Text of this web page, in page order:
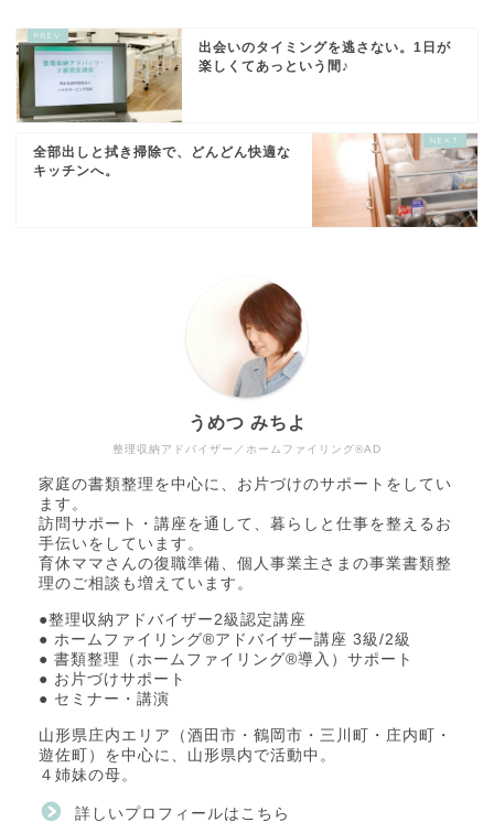
出会いのタイミングを逃さない。1日が
楽しくてあっという間♪
全部出しと拭き掃除で、どんどん快適な
キッチンへ。
整理収納アドバイザー／ホームファイリング®AD
うめつ みちよ
家庭の書類整理を中心に、お片づけのサポートをしてい
ます。
訪問サポート・講座を通して、暮らしと仕事を整えるお
手伝いをしています。
育休ママさんの復職準備、個人事業主さまの事業書類整
理のご相談も増えています。
●整理収納アドバイザー2級認定講座
● ホームファイリング®アドバイザー講座 3級/2級
● 書類整理（ホームファイリング®導入）サポート
● お片づけサポート
● セミナー・講演
山形県庄内エリア（酒田市・鶴岡市・三川町・庄内町・
遊佐町）を中心に、山形県内で活動中。
４姉妹の母。
詳しいプロフィールはこちら